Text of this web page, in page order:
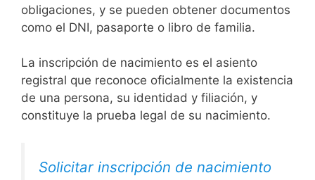
obligaciones, y se pueden obtener documentos
como el DNI, pasaporte o libro de familia.
La inscripción de nacimiento es el asiento
registral que reconoce oficialmente la existencia
de una persona, su identidad y filiación, y
constituye la prueba legal de su nacimiento.
Solicitar inscripción de nacimiento